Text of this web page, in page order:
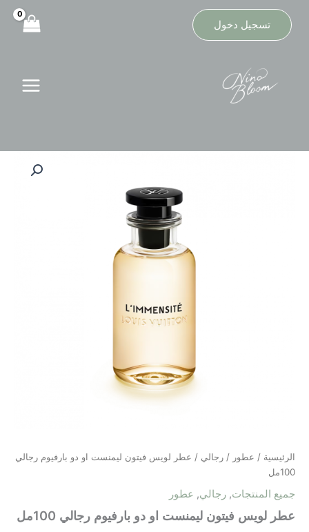
تخطي
المحتوى
تسجيل دخول
الرئيسية / عطور / رجالي / عطر لويس فيتون ليمنست او دو بارفيوم رجالي
100مل
جميع المنتجات, رجالي, عطور
عطر لويس فيتون ليمنست او دو بارفيوم رجالي 100مل
كمية